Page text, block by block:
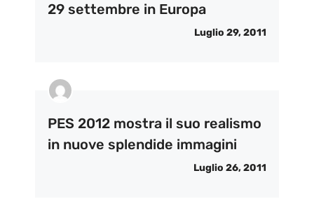
29 settembre in Europa
Luglio 29, 2011
PES 2012 mostra il suo realismo
in nuove splendide immagini
Luglio 26, 2011